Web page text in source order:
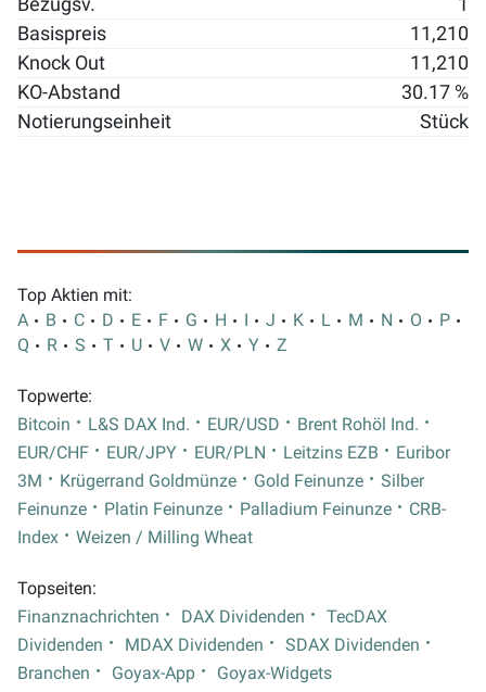
Bezugsv.
1
Basispreis
11,210
Knock Out
11,210
KO-Abstand
30.17 %
Notierungseinheit
Stück
Top Aktien mit:
A
B C D E F G H I J K L M N O
P
Q
R S T U V W X Y Z
Topwerte:
Bitcoin
L&S DAX Ind. EUR/USD
Brent Rohöl Ind.
EUR/CHF
EUR/JPY EUR/PLN Leitzins EZB
Euribor
3M
Krügerrand Goldmünze Gold Feinunze
Silber
Feinunze
Platin Feinunze Palladium Feinunze
CRB-
Index
Weizen / Milling Wheat
Topseiten:
Finanznachrichten
DAX Dividenden
TecDAX
Dividenden
MDAX Dividenden
SDAX Dividenden
Branchen
Goyax-App Goyax-Widgets